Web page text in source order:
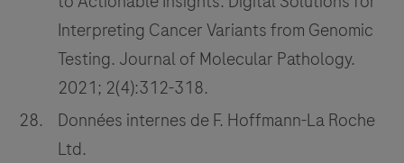
Interpreting Cancer Variants from Genomic
Testing. Journal of Molecular Pathology.
2021; 2(4):312-318.
Données internes de F. Hoffmann-La Roche
Ltd.